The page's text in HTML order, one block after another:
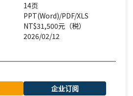
14页
PPT(Word)/PDF/XLS
NT$31,500元（税）
2026/02/12
企业订阅